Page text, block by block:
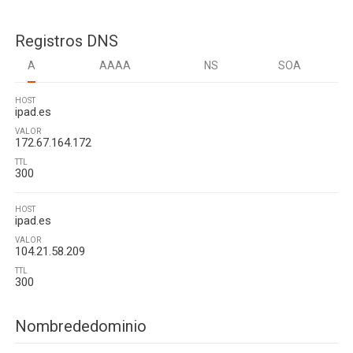
Registros DNS
A AAAA NS SOA
HOST
ipad.es
VALOR
172.67.164.172
TTL
300
HOST
ipad.es
VALOR
104.21.58.209
TTL
300
Nombrededominio